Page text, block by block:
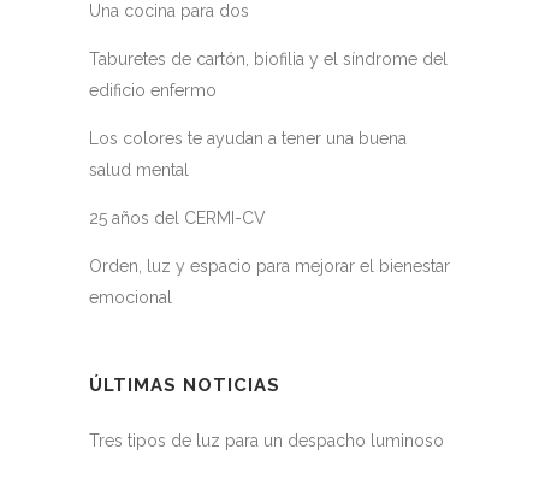
Una cocina para dos
Taburetes de cartón, biofilia y el síndrome del
edificio enfermo
Los colores te ayudan a tener una buena
salud mental
25 años del CERMI-CV
Orden, luz y espacio para mejorar el bienestar
emocional
ÚLTIMAS NOTICIAS
Tres tipos de luz para un despacho luminoso